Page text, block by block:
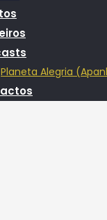
Planeta Alegria